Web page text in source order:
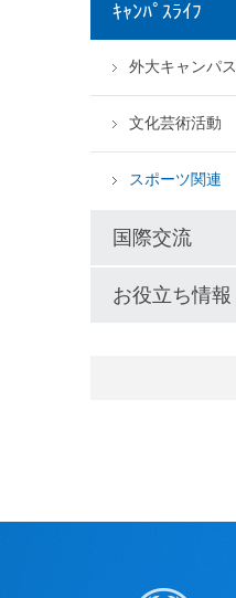
ｷｬﾝﾊﾟｽﾗｲﾌ
外大キャンパス
文化芸術活動
スポーツ関連
国際交流
お役立ち情報